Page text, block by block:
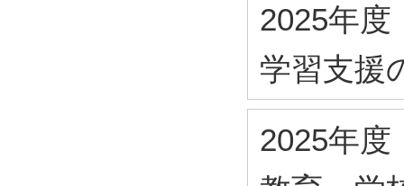
2025年度
学習支援
2025年度